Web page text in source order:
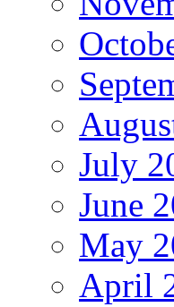
July
June
May
April